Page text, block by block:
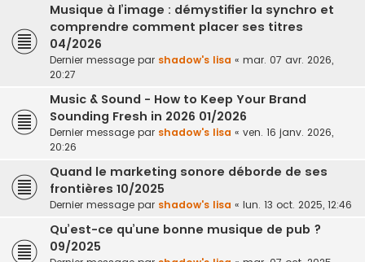
Musique à l’image : démystifier la synchro et
comprendre comment placer ses titres
04/2026
Dernier message par shadow's lisa « mar. 07 avr. 2026,
20:27
Music & Sound - How to Keep Your Brand
Sounding Fresh in 2026 01/2026
Dernier message par shadow's lisa « ven. 16 janv. 2026,
20:26
Quand le marketing sonore déborde de ses
frontières 10/2025
Dernier message par shadow's lisa « lun. 13 oct. 2025, 12:46
Qu’est-ce qu’une bonne musique de pub ?
09/2025